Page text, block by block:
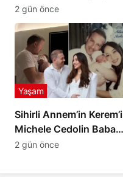
Tolga Akış’tan Açıklama
2 gün önce
Sihirli Annem’in Kerem’i
Michele Cedolin Baba
Oldu: İşte Bebeğin İsmi
Yaşam
2 gün önce